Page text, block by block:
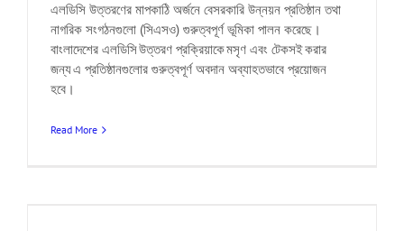
এলডিসি উত্তরণের মাপকাঠি অর্জনে বেসরকারি উন্নয়ন প্রতিষ্ঠান তথা
নাগরিক সংগঠনগুলো (সিএসও) গুরুত্বপূর্ণ ভূমিকা পালন করেছে।
বাংলাদেশের এলডিসি উত্তরণ প্রক্রিয়াকে মসৃণ এবং টেকসই করার
জন্য এ প্রতিষ্ঠানগুলোর গুরুত্বপূর্ণ অবদান অব্যাহতভাবে প্রয়োজন
হবে।
Read More